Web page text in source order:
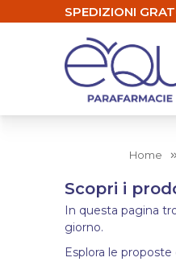
SPEDIZIONI
Home
Scopri i
In questa pagina
giorno.
Esplora le